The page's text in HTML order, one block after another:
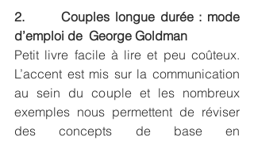
2.       Couples longue durée : mode
d’emploi de  George Goldman
Petit livre facile à lire et peu coûteux.
L’accent est mis sur la communication
au sein du couple et les nombreux
exemples nous permettent de réviser
des concepts de base en